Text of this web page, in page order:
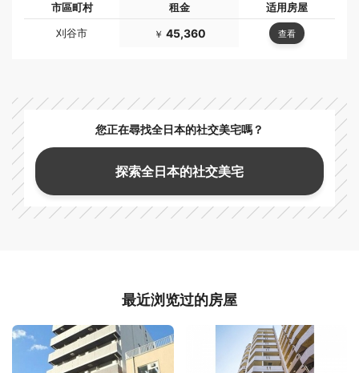
市區町村 租金
适用房屋
刈谷市
￥ 45,360 查看
您正在尋找全日本的社交美宅嗎？
探索全日本的社交美宅
最近浏览过的房屋